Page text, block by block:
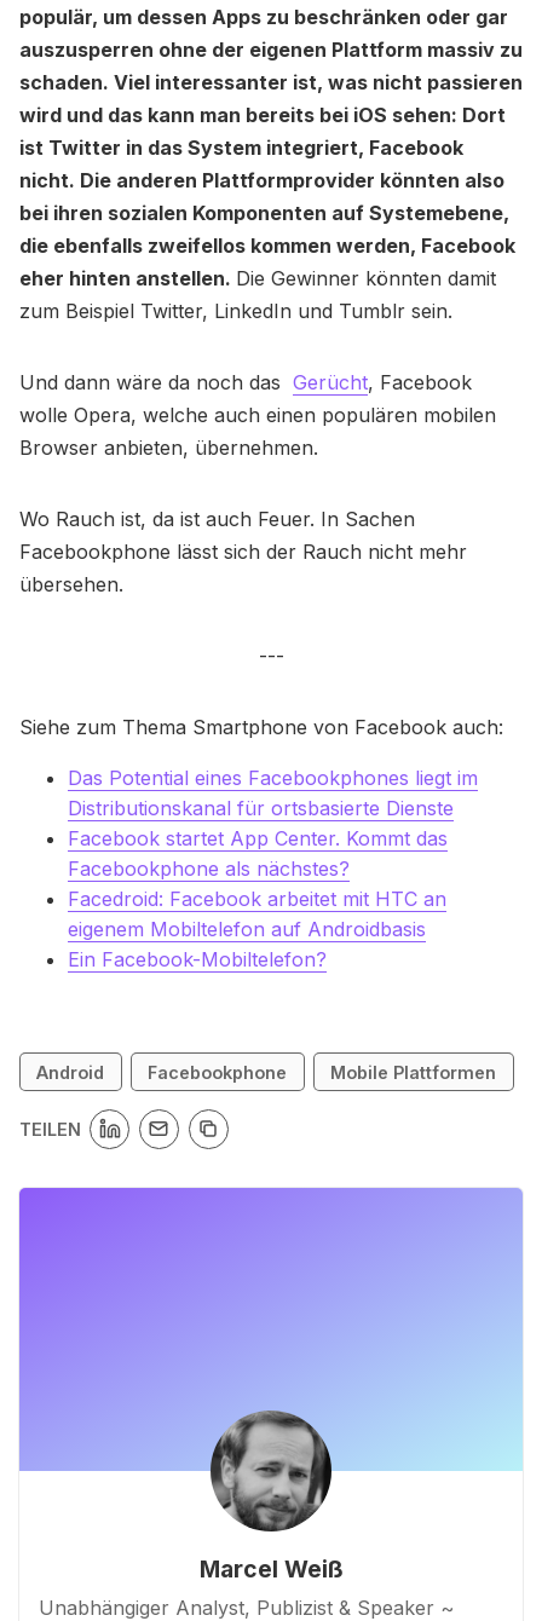
populär, um dessen Apps zu beschränken oder gar
auszusperren ohne der eigenen Plattform massiv zu
schaden. Viel interessanter ist, was nicht passieren
wird und das kann man bereits bei iOS sehen: Dort
ist Twitter in das System integriert, Facebook
nicht. Die anderen Plattformprovider könnten also
bei ihren sozialen Komponenten auf Systemebene,
die ebenfalls zweifellos kommen werden, Facebook
eher hinten anstellen. Die Gewinner könnten damit
zum Beispiel Twitter, LinkedIn und Tumblr sein.
Und dann wäre da noch das Gerücht, Facebook
wolle Opera, welche auch einen populären mobilen
Browser anbieten, übernehmen.
Wo Rauch ist, da ist auch Feuer. In Sachen
Facebookphone lässt sich der Rauch nicht mehr
übersehen.
---
Siehe zum Thema Smartphone von Facebook auch:
Das Potential eines Facebookphones liegt im
Distributionskanal für ortsbasierte Dienste
Facebook startet App Center. Kommt das
Facebookphone als nächstes?
Facedroid: Facebook arbeitet mit HTC an
eigenem Mobiltelefon auf Androidbasis
Ein Facebook-Mobiltelefon?
Android Facebookphone Mobile Plattformen
TEILEN
Marcel Weiß
Unabhängiger Analyst, Publizist & Speaker ~